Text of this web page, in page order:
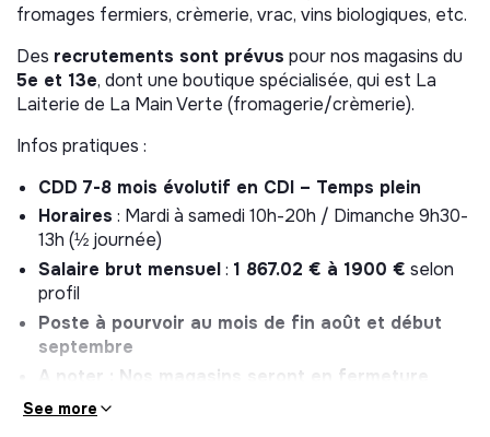
fromages fermiers, crèmerie, vrac, vins biologiques, etc.
Des recrutements sont prévus pour nos magasins du
5e et 13e, dont une boutique spécialisée, qui est La
Laiterie de La Main Verte (fromagerie/crèmerie).
Infos pratiques :
CDD 7-8 mois évolutif en CDI – Temps plein
Horaires : Mardi à samedi 10h-20h / Dimanche 9h30-
13h (½ journée)
Salaire brut mensuel: 1 867.02 € à 1900 € selon
profil
Poste à pourvoir au mois de fin août et début
septembre
A noter : Nos magasins seront en fermeture
estivale du dimanche 26 juillet 2026 et
réouvriront le vendredi 21 août 2026.
See more